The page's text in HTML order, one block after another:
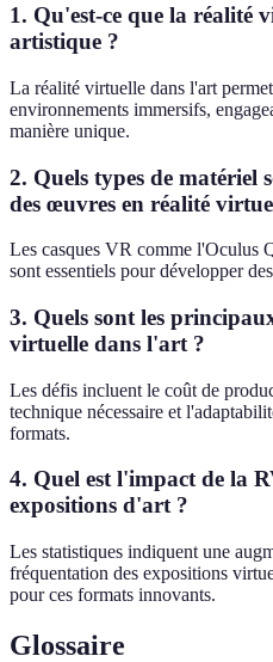
1. Qu'est-ce que la réalité
artistique ?
La réalité virtuelle dans l'art
environnements immersifs,
manière unique.
2. Quels types de matériel
des œuvres en réalité
Les casques VR comme l'Oculus
sont essentiels pour développer
3. Quels sont les
virtuelle dans l'art ?
Les défis incluent le coût de
technique nécessaire et
formats.
4. Quel est l'impact de la
expositions d'art ?
Les statistiques indiquent une
fréquentation des expositions
pour ces formats innovants.
Glossaire